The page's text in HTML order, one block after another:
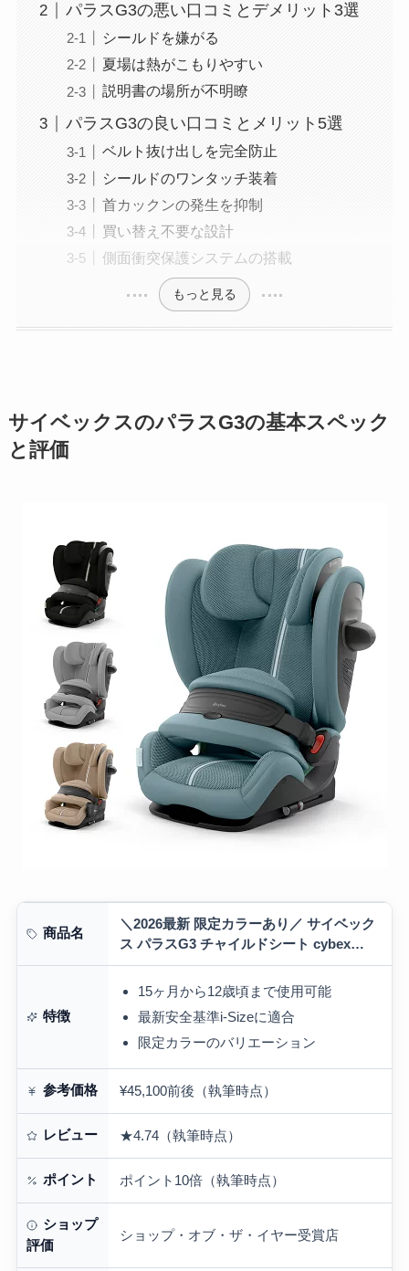
パラスG3の悪い口コミとデメリット3選
シールドを嫌がる
夏場は熱がこもりやすい
説明書の場所が不明瞭
パラスG3の良い口コミとメリット5選
ベルト抜け出しを完全防止
シールドのワンタッチ装着
首カックンの発生を抑制
買い替え不要な設計
側面衝突保護システムの搭載
もっと見る
サイベックスのパラスG3の基本スペック
と評価
商品名
＼2026最新 限定カラーあり／ サイベック
ス パラスG3 チャイルドシート cybex
PALLAS パラス G3 i-size 2026 アイサイ
ズ プラス…
特徴
15ヶ月から12歳頃まで使用可能
最新安全基準i-Sizeに適合
限定カラーのバリエーション
参考価格 ¥45,100前後（執筆時点）
レビュー ★4.74（執筆時点）
ポイント ポイント10倍（執筆時点）
ショップ
評価
ショップ・オブ・ザ・イヤー受賞店